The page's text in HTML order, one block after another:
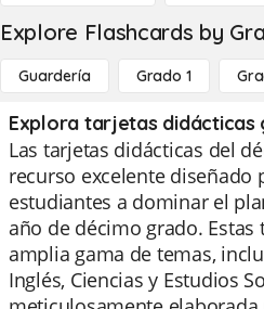
Explore Flashcards by
Guardería Grado 1
Explora tarjetas didácticas
Las tarjetas didácticas del
recurso excelente diseñado
estudiantes a dominar el
año de décimo grado. Estas
amplia gama de temas,
Inglés, Ciencias y Estudios